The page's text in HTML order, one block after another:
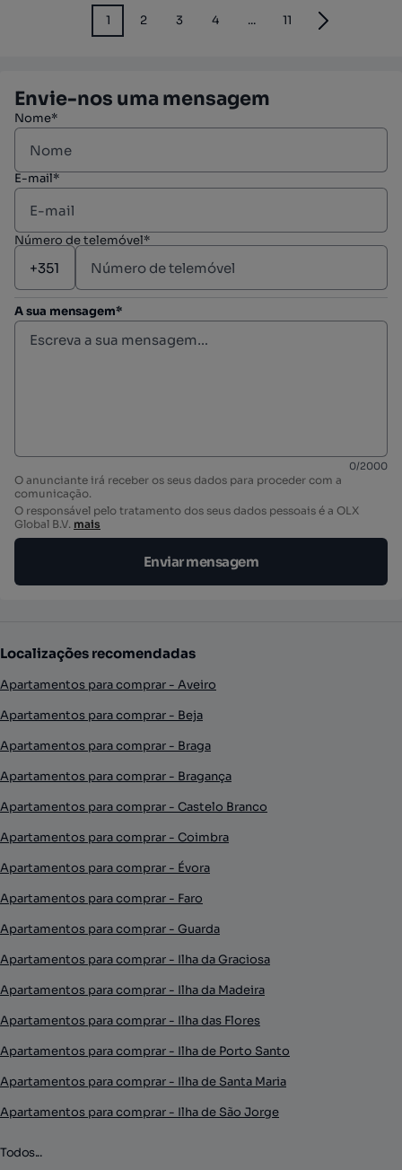
1 2 3 4 ... 11
Envie-nos uma mensagem
Nome*
E-mail*
Número de telemóvel*
A sua mensagem*
0/2000
O anunciante irá receber os seus dados para proceder com a
comunicação.
O responsável pelo tratamento dos seus dados pessoais é a OLX
Global B.V. mais
Enviar mensagem
Localizações recomendadas
Apartamentos para comprar - Aveiro
Apartamentos para comprar - Beja
Apartamentos para comprar - Braga
Apartamentos para comprar - Bragança
Apartamentos para comprar - Castelo Branco
Apartamentos para comprar - Coimbra
Apartamentos para comprar - Évora
Apartamentos para comprar - Faro
Apartamentos para comprar - Guarda
Apartamentos para comprar - Ilha da Graciosa
Apartamentos para comprar - Ilha da Madeira
Apartamentos para comprar - Ilha das Flores
Apartamentos para comprar - Ilha de Porto Santo
Apartamentos para comprar - Ilha de Santa Maria
Apartamentos para comprar - Ilha de São Jorge
Todos...